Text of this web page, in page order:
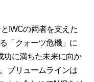
IWCの両者を支えた
「クォーツ危機」に
功に満ちた未来に向か
ブリュームラインは